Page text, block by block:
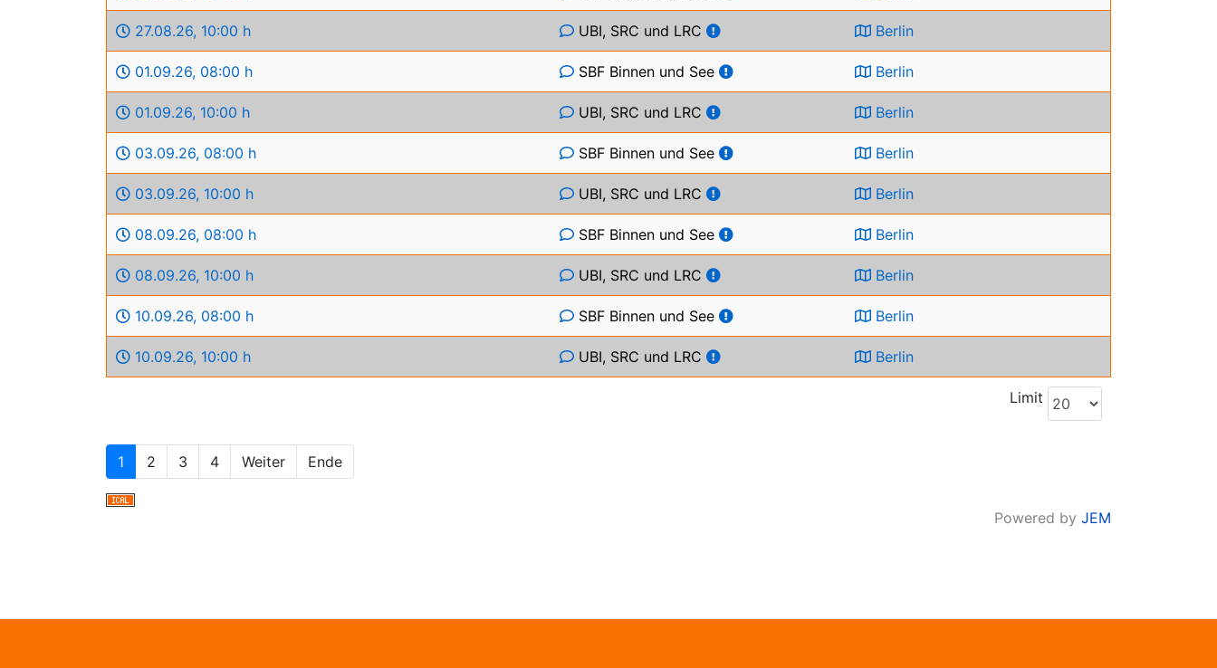
27.08.26, 10:00 h UBI, SRC und LRC Berlin
01.09.26, 08:00 h SBF Binnen und See Berlin
01.09.26, 10:00 h UBI, SRC und LRC Berlin
03.09.26, 08:00 h SBF Binnen und See Berlin
03.09.26, 10:00 h UBI, SRC und LRC Berlin
08.09.26, 08:00 h SBF Binnen und See Berlin
08.09.26, 10:00 h UBI, SRC und LRC Berlin
10.09.26, 08:00 h SBF Binnen und See Berlin
10.09.26, 10:00 h UBI, SRC und LRC Berlin
Limit
1 2 3 4 Weiter Ende
Powered by JEM